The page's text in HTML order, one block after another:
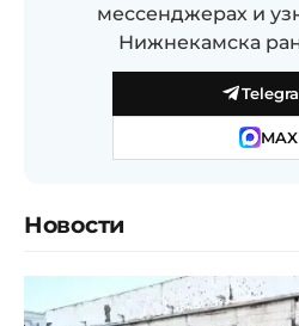
мессенджерах и
Нижнекамска
MAX
Новости